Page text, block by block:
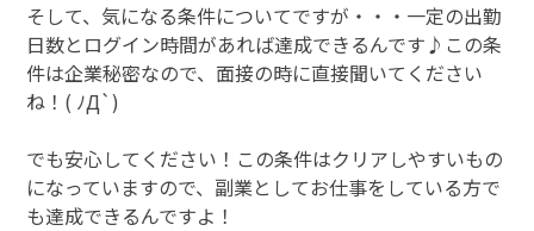
そして、気になる条件についてですが・・・一定の出勤
日数とログイン時間があれば達成できるんです♪この条
件は企業秘密なので、面接の時に直接聞いてください
ね！( ﾉД`)
でも安心してください！この条件はクリアしやすいもの
になっていますので、副業としてお仕事をしている方で
も達成できるんですよ！